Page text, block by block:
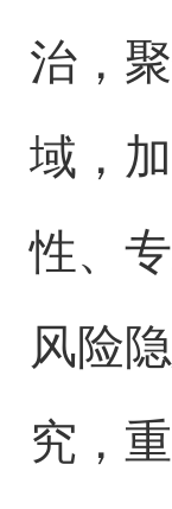
治，
域，
性、
风险
究，